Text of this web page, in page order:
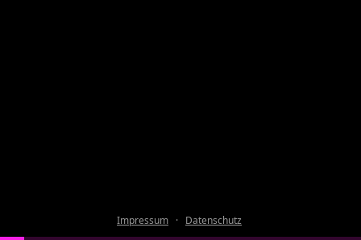
Impressum · Datenschutz